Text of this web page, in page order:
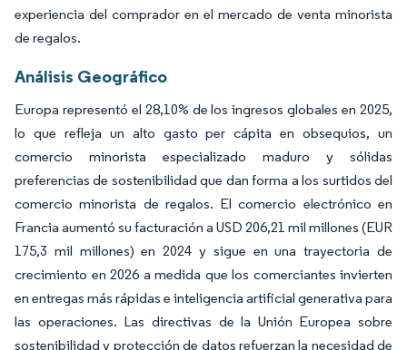
experiencia del comprador en el mercado de venta minorista
de regalos.
Análisis Geográfico
Europa representó el 28,10% de los ingresos globales en 2025,
lo que refleja un alto gasto per cápita en obsequios, un
comercio minorista especializado maduro y sólidas
preferencias de sostenibilidad que dan forma a los surtidos del
comercio minorista de regalos. El comercio electrónico en
Francia aumentó su facturación a USD 206,21 mil millones (EUR
175,3 mil millones) en 2024 y sigue en una trayectoria de
crecimiento en 2026 a medida que los comerciantes invierten
en entregas más rápidas e inteligencia artificial generativa para
las operaciones. Las directivas de la Unión Europea sobre
sostenibilidad y protección de datos refuerzan la necesidad de